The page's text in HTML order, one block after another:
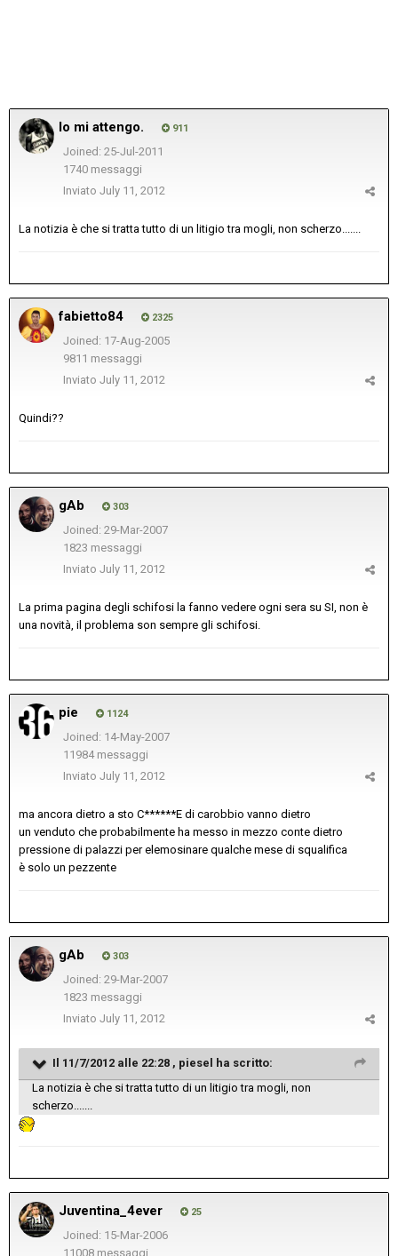
Io mi attengo. 911
Joined: 25-Jul-2011
1740 messaggi
Inviato July 11, 2012
La notizia è che si tratta tutto di un litigio tra mogli, non scherzo.......
fabietto84 2325
Joined: 17-Aug-2005
9811 messaggi
Inviato July 11, 2012
Quindi??
gAb 303
Joined: 29-Mar-2007
1823 messaggi
Inviato July 11, 2012
La prima pagina degli schifosi la fanno vedere ogni sera su SI, non è
una novità, il problema son sempre gli schifosi.
pie 1124
Joined: 14-May-2007
11984 messaggi
Inviato July 11, 2012
ma ancora dietro a sto C******E di carobbio vanno dietro
un venduto che probabilmente ha messo in mezzo conte dietro
pressione di palazzi per elemosinare qualche mese di squalifica
è solo un pezzente
gAb 303
Joined: 29-Mar-2007
1823 messaggi
Inviato July 11, 2012
Il 11/7/2012 alle 22:28 , piesel ha scritto:
La notizia è che si tratta tutto di un litigio tra mogli, non
scherzo.......
Juventina_4ever 25
Joined: 15-Mar-2006
11008 messaggi